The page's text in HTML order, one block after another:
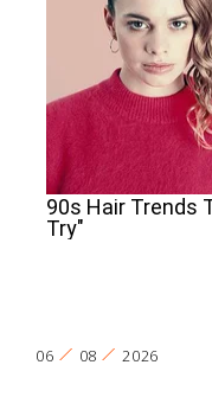
06 08 2026